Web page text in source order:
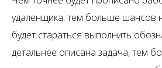
удаленщика, тем больше шансов
будет стараться выполнить
детальнее описана задача, тем